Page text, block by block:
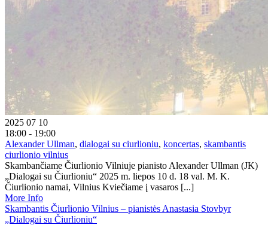
2025 07 10
18:00 - 19:00
Alexander Ullman, dialogai su ciurlioniu, koncertas, skambantis
ciurlionio vilnius
Skambančiame Čiurlionio Vilniuje pianisto Alexander Ullman (JK)
„Dialogai su Čiurlioniu“ 2025 m. liepos 10 d. 18 val. M. K.
Čiurlionio namai, Vilnius Kviečiame į vasaros [...]
More Info
Skambantis Čiurlionio Vilnius – pianistės Anastasia Stovbyr
„Dialogai su Čiurlioniu“